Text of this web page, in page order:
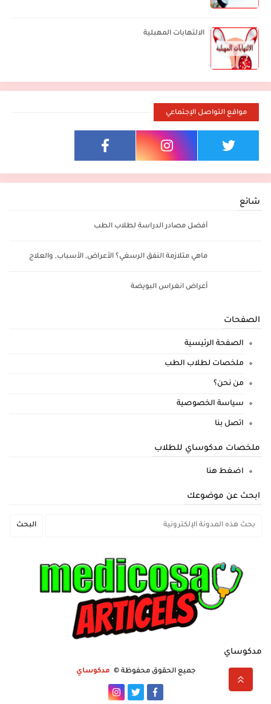
الالتهابات المهبلية
مواقع التواصل الإجتماعي
شائع
أفضل مصادر الدراسة لطلاب الطب
ماهي متلازمة النفق الرسغي؟ الأعراض, الأسباب, والعلاج
أعراض انغراس البويضة
الصفحات
الصفحة الرئيسية
ملخصات لطلاب الطب
من نحن؟
سياسة الخصوصية
اتصل بنا
ملخصات مدكوساي للطلاب
اضغط هنا
ابحث عن موضوعك
مدكوساي
جميع الحقوق محفوظة © مدكوساي